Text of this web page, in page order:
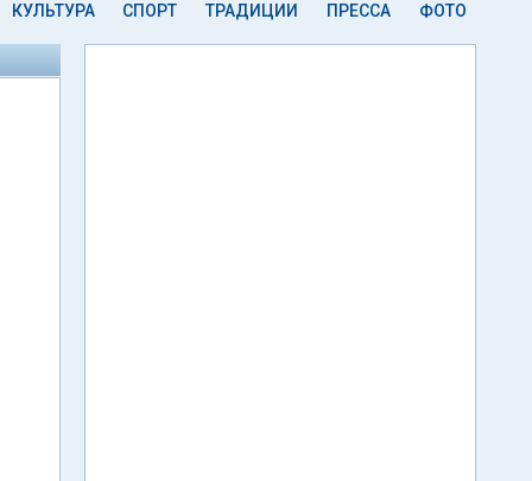
КУЛЬТУРА СПОРТ ТРАДИЦИИ ПРЕССА ФОТО